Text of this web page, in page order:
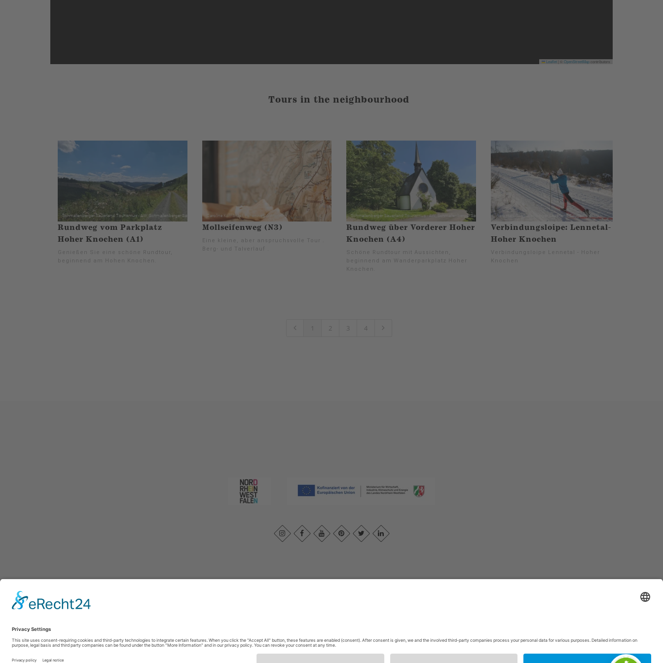
Leaflet OpenStreetMapcontributors
Tours in the neighbourhood
Rundweg vom Parkplatz
Hoher Knochen (A1)
Genießen Sie eine schöne Rundtour,
beginnend am Hohen Knochen.
Mollseifenweg (N3)
Eine kleine, aber anspruchsvolle Tour .
Berg- und Talverlauf .
Rundweg über Vorderer Hoher
Knochen (A4)
Schöne Rundtour mit Aussichten,
beginnend am Wanderparkplatz Hoher
Knochen.
Verbindungsloipe: Lennetal-
Hoher Knochen
Verbindungsloipe Lennetal - Hoher
Knochen
1 2 3 4
E: info@sauerland.com